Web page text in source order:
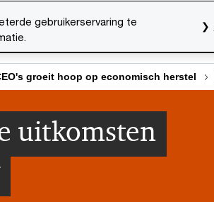
groeit hoop op economisch herstel
uitkomsten
gebruikerservaring te